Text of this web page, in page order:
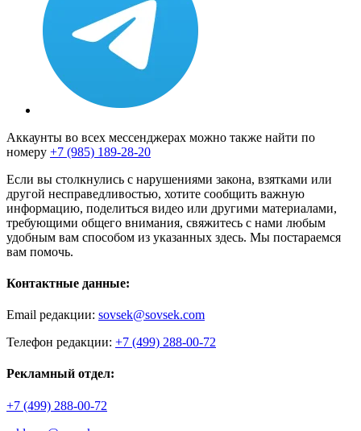
Аккаунты во всех мессенджерах можно также найти по
номеру +7 (985) 189-28-20
Если вы столкнулись с нарушениями закона, взятками или
другой несправедливостью, хотите сообщить важную
информацию, поделиться видео или другими материалами,
требующими общего внимания, свяжитесь с нами любым
удобным вам способом из указанных здесь. Мы постараемся
вам помочь.
Контактные данные:
Email редакции: sovsek@sovsek.com
Телефон редакции: +7 (499) 288-00-72
Рекламный отдел:
+7 (499) 288-00-72